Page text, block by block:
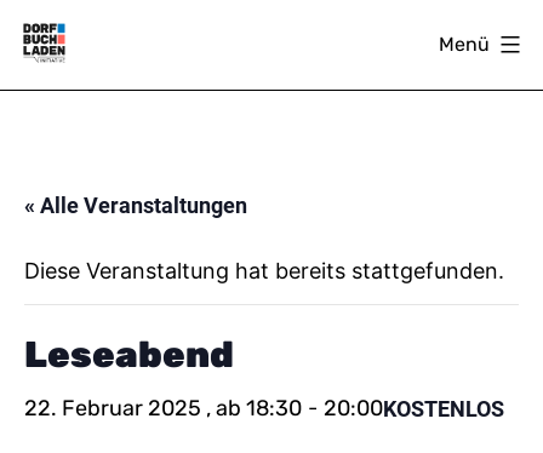
Zum
Inhalt
springen
Menü
« Alle Veranstaltungen
Diese Veranstaltung hat bereits stattgefunden.
Leseabend
22. Februar 2025 , ab 18:30 - 20:00KOSTENLOS